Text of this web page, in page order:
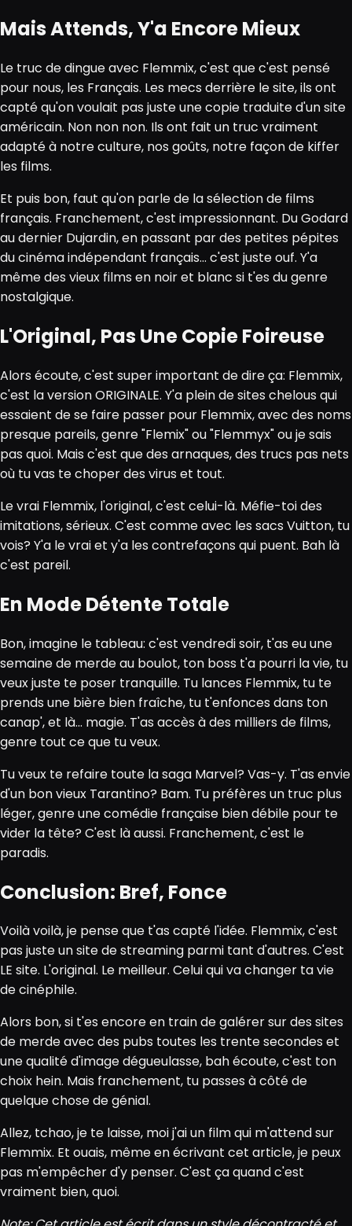
Mais Attends, Y'a Encore Mieux
Le truc de dingue avec Flemmix, c'est que c'est pensé
pour nous, les Français. Les mecs derrière le site, ils ont
capté qu'on voulait pas juste une copie traduite d'un site
américain. Non non non. Ils ont fait un truc vraiment
adapté à notre culture, nos goûts, notre façon de kiffer
les films.
Et puis bon, faut qu'on parle de la sélection de films
français. Franchement, c'est impressionnant. Du Godard
au dernier Dujardin, en passant par des petites pépites
du cinéma indépendant français... c'est juste ouf. Y'a
même des vieux films en noir et blanc si t'es du genre
nostalgique.
L'Original, Pas Une Copie Foireuse
Alors écoute, c'est super important de dire ça: Flemmix,
c'est la version ORIGINALE. Y'a plein de sites chelous qui
essaient de se faire passer pour Flemmix, avec des noms
presque pareils, genre "Flemix" ou "Flemmyx" ou je sais
pas quoi. Mais c'est que des arnaques, des trucs pas nets
où tu vas te choper des virus et tout.
Le vrai Flemmix, l'original, c'est celui-là. Méfie-toi des
imitations, sérieux. C'est comme avec les sacs Vuitton, tu
vois? Y'a le vrai et y'a les contrefaçons qui puent. Bah là
c'est pareil.
En Mode Détente Totale
Bon, imagine le tableau: c'est vendredi soir, t'as eu une
semaine de merde au boulot, ton boss t'a pourri la vie, tu
veux juste te poser tranquille. Tu lances Flemmix, tu te
prends une bière bien fraîche, tu t'enfonces dans ton
canap', et là... magie. T'as accès à des milliers de films,
genre tout ce que tu veux.
Tu veux te refaire toute la saga Marvel? Vas-y. T'as envie
d'un bon vieux Tarantino? Bam. Tu préfères un truc plus
léger, genre une comédie française bien débile pour te
vider la tête? C'est là aussi. Franchement, c'est le
paradis.
Conclusion: Bref, Fonce
Voilà voilà, je pense que t'as capté l'idée. Flemmix, c'est
pas juste un site de streaming parmi tant d'autres. C'est
LE site. L'original. Le meilleur. Celui qui va changer ta vie
de cinéphile.
Alors bon, si t'es encore en train de galérer sur des sites
de merde avec des pubs toutes les trente secondes et
une qualité d'image dégueulasse, bah écoute, c'est ton
choix hein. Mais franchement, tu passes à côté de
quelque chose de génial.
Allez, tchao, je te laisse, moi j'ai un film qui m'attend sur
Flemmix. Et ouais, même en écrivant cet article, je peux
pas m'empêcher d'y penser. C'est ça quand c'est
vraiment bien, quoi.